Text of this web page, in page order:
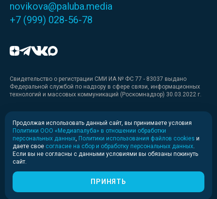
novikova@paluba.media
+7 (999) 028-56-78
Свидетельство о регистрации СМИ ИА № ФС 77 - 83037 выдано
Федеральной службой по надзору в сфере связи, информационных
технологий и массовых коммуникаций (Роскомнадзор) 30.03.2022 г.
Медиакит
Медиакит для печати
Политика конфиденциальности
© 2020-2026 Информационное агентство «Медиапалуба»
Продолжая использовать данный сайт, вы принимаете условия
Политики ООО «Медиапалуба» в отношении обработки
персональных данных Политики использования файлов cookies и
даете свое согласие на сбор и обработку персональных данных
Если вы не согласны с данными условиями вы обязаны покинуть
сайт.
ПРИНЯТЬ